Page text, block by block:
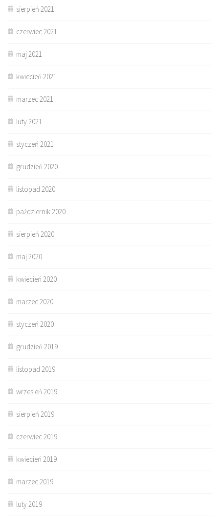
sierpień 2021
czerwiec 2021
maj 2021
kwiecień 2021
marzec 2021
luty 2021
styczeń 2021
grudzień 2020
listopad 2020
październik 2020
sierpień 2020
maj 2020
kwiecień 2020
marzec 2020
styczeń 2020
grudzień 2019
listopad 2019
wrzesień 2019
sierpień 2019
czerwiec 2019
kwiecień 2019
marzec 2019
luty 2019